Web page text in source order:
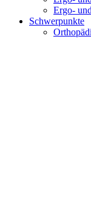
Ergo-
Schwerpunkte